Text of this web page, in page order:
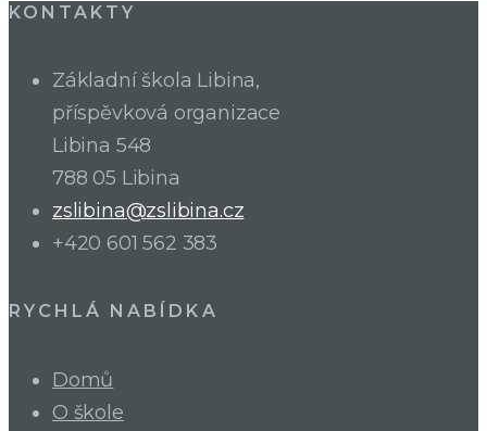
KONTAKTY
Základní škola Libina,
příspěvková organizace
Libina 548
788 05 Libina
zslibina@zslibina.cz
+420 601 562 383
RYCHLÁ NABÍDKA
Domů
O škole